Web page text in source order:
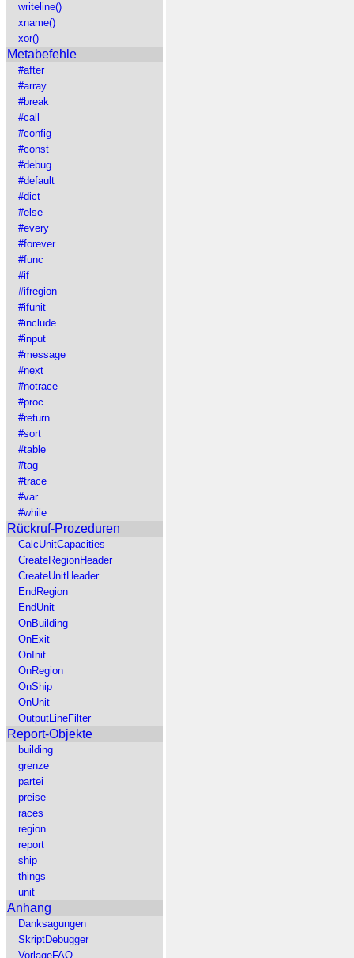
writeline()
xname()
xor()
Metabefehle
#after
#array
#break
#call
#config
#const
#debug
#default
#dict
#else
#every
#forever
#func
#if
#ifregion
#ifunit
#include
#input
#message
#next
#notrace
#proc
#return
#sort
#table
#tag
#trace
#var
#while
Rückruf-Prozeduren
CalcUnitCapacities
CreateRegionHeader
CreateUnitHeader
EndRegion
EndUnit
OnBuilding
OnExit
OnInit
OnRegion
OnShip
OnUnit
OutputLineFilter
Report-Objekte
building
grenze
partei
preise
races
region
report
ship
things
unit
Anhang
Danksagungen
SkriptDebugger
VorlageFAQ